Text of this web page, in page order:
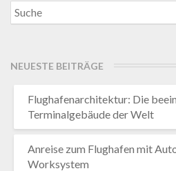
Search
for:
NEUESTE BEITRÄGE
Flughafenarchitektur: Die
Terminalgebäude der Welt
Anreise zum Flughafen mit
Worksystem